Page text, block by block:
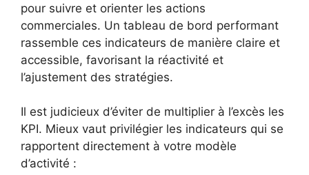
pour suivre et orienter les actions
commerciales. Un tableau de bord performant
rassemble ces indicateurs de manière claire et
accessible, favorisant la réactivité et
l’ajustement des stratégies.
Il est judicieux d’éviter de multiplier à l’excès les
KPI. Mieux vaut privilégier les indicateurs qui se
rapportent directement à votre modèle
d’activité :